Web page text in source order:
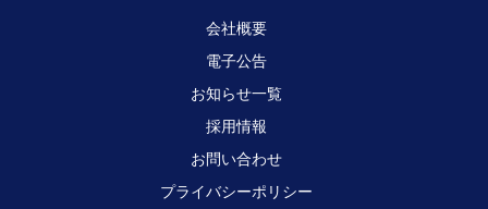
会社概要
電子公告
お知らせ一覧
採用情報
お問い合わせ
プライバシーポリシー